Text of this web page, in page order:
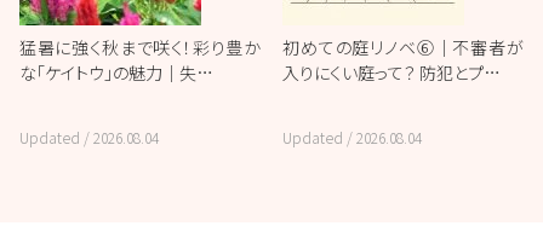
猛暑に強く秋まで咲く！彩り豊か
な「ケイトウ」の魅力｜失…
Updated /2026.08.04
初めての庭リノベ⑥｜不審者が
入りにくい庭って？ 防犯とプ…
Updated /2026.08.04